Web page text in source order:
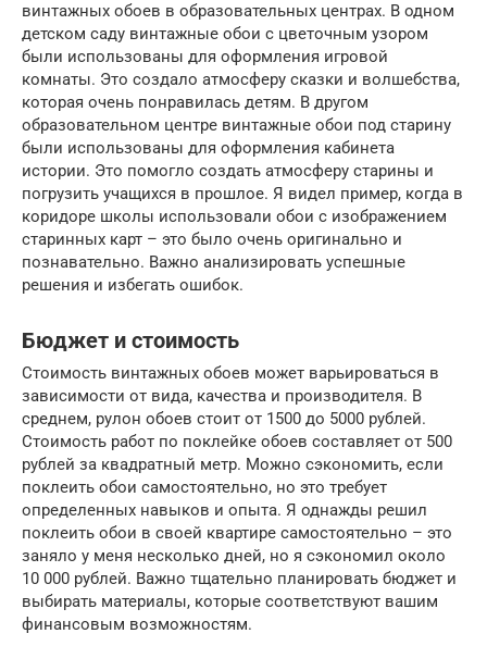
винтажных обоев в образовательных центрах. В одном
детском саду винтажные обои с цветочным узором
были использованы для оформления игровой
комнаты. Это создало атмосферу сказки и волшебства,
которая очень понравилась детям. В другом
образовательном центре винтажные обои под старину
были использованы для оформления кабинета
истории. Это помогло создать атмосферу старины и
погрузить учащихся в прошлое. Я видел пример, когда в
коридоре школы использовали обои с изображением
старинных карт – это было очень оригинально и
познавательно. Важно анализировать успешные
решения и избегать ошибок.
Бюджет и стоимость
Стоимость винтажных обоев может варьироваться в
зависимости от вида, качества и производителя. В
среднем, рулон обоев стоит от 1500 до 5000 рублей.
Стоимость работ по поклейке обоев составляет от 500
рублей за квадратный метр. Можно сэкономить, если
поклеить обои самостоятельно, но это требует
определенных навыков и опыта. Я однажды решил
поклеить обои в своей квартире самостоятельно – это
заняло у меня несколько дней, но я сэкономил около
10 000 рублей. Важно тщательно планировать бюджет и
выбирать материалы, которые соответствуют вашим
финансовым возможностям.